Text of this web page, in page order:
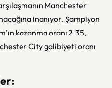
Manchester
inanıyor. Şampiyon
kazanma oranı 2.35,
City galibiyeti oranı